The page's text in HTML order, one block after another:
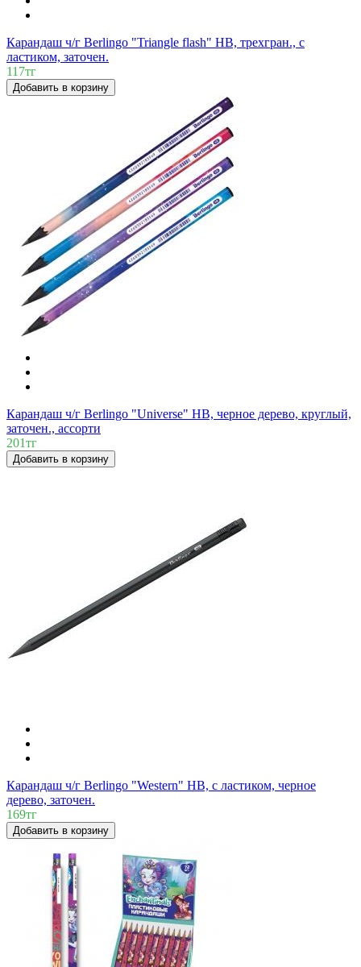
Карандаш ч/г Berlingo "Triangle flash" HB, трехгран., c
ластиком, заточен.
117тг
Добавить в корзину
Карандаш ч/г Berlingo "Universe" HB, черное дерево, круглый,
заточен., ассорти
201тг
Добавить в корзину
Карандаш ч/г Berlingo "Western" HB, с ластиком, черное
дерево, заточен.
169тг
Добавить в корзину